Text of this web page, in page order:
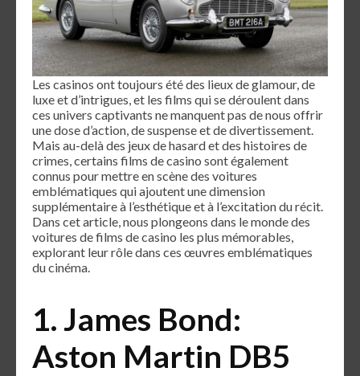
Les casinos ont toujours été des lieux de glamour, de
luxe et d’intrigues, et les films qui se déroulent dans
ces univers captivants ne manquent pas de nous offrir
une dose d’action, de suspense et de divertissement.
Mais au-delà des jeux de hasard et des histoires de
crimes, certains films de casino sont également
connus pour mettre en scène des voitures
emblématiques qui ajoutent une dimension
supplémentaire à l’esthétique et à l’excitation du récit.
Dans cet article, nous plongeons dans le monde des
voitures de films de casino les plus mémorables,
explorant leur rôle dans ces œuvres emblématiques
du cinéma.
1. James Bond:
Aston Martin DB5